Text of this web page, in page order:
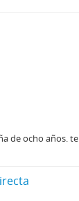
ocho años.